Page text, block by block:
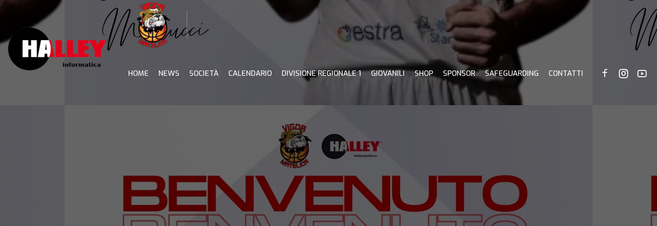
Skip
HOME NEWS SOCIETÀ CALENDARIO DIVISIONE REGIONALE 1 GIOVANILI SHOP SPONSOR SAFEGUARDING CONTATTI